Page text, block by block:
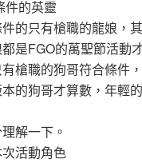
件的英靈
的只有槍職的龍娘，
是FGO的萬聖節活動
槍職的狗哥符合條件
的狗哥才算數，年輕
解一下。
活動角色